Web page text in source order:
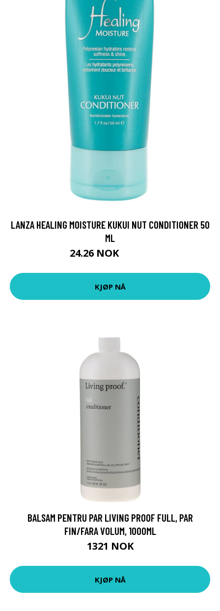
LANZA HEALING MOISTURE KUKUI NUT CONDITIONER 50
ML
24.26 NOK
KJØP NÅ
BALSAM PENTRU PAR LIVING PROOF FULL, PAR
FIN/FARA VOLUM, 1000ML
1321 NOK
KJØP NÅ